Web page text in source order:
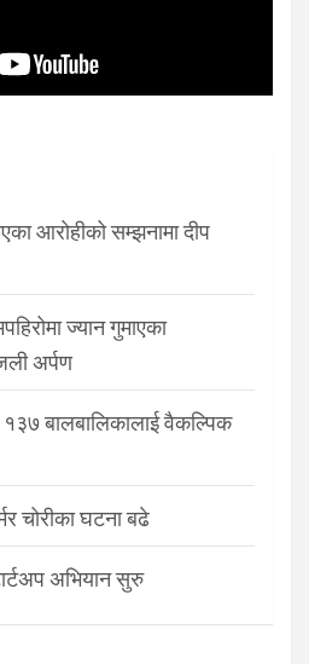
आरोहीको सम्झनामा दीप
ज्यान गुमाएका
अर्पण
१३७ बालबालिकालाई वैकल्पिक
चोरीका घटना बढे
अभियान सुरु